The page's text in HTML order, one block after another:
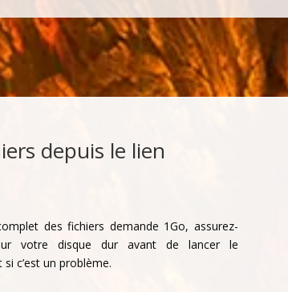
depuis le lien
des fichiers demande 1Go, assurez-
votre disque dur avant de lancer le
c’est un problème.